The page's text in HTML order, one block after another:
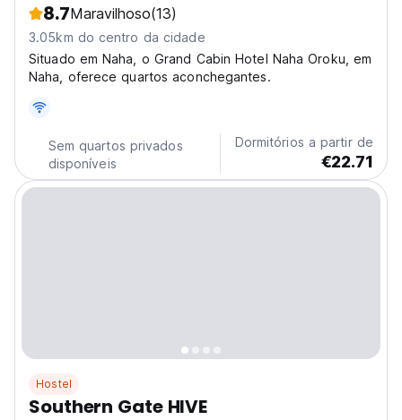
8.7Maravilhoso(13)
3.05km do centro da cidade
Situado em Naha, o Grand Cabin Hotel Naha Oroku, em
Naha, oferece quartos aconchegantes.
Sem quartos privados
disponíveis
Dormitórios a partir de
€22.71
Hostel
Southern Gate HIVE